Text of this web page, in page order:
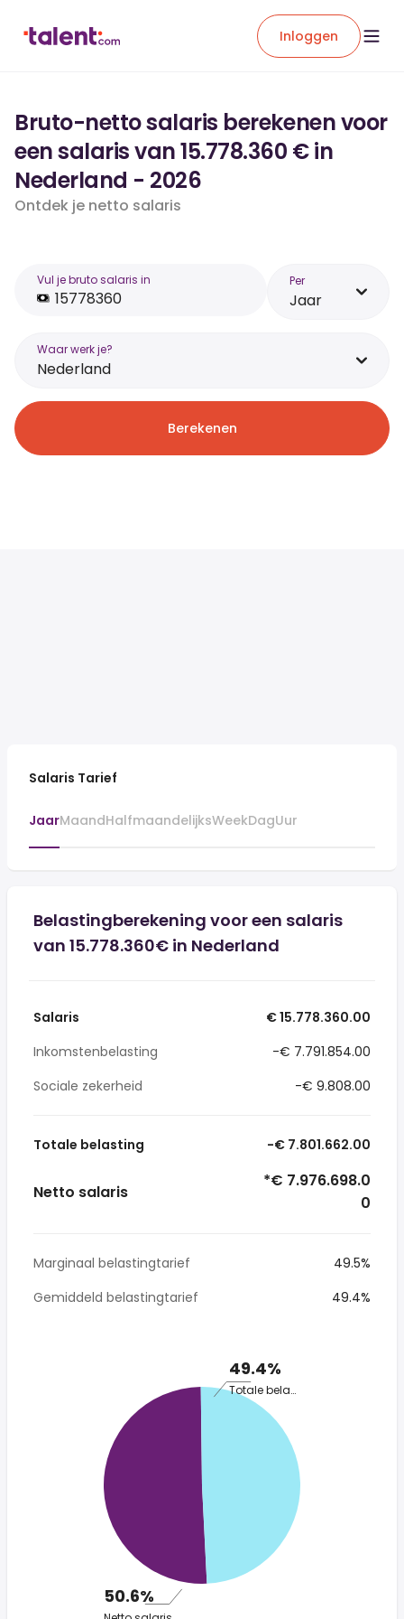
Inloggen
Bruto-netto salaris berekenen voor
een salaris van 15.778.360 € in
Nederland - 2026
Ontdek je netto salaris
Vul je bruto salaris in Per
Jaar
Waar werk je?
Nederland
Berekenen
Salaris Tarief
JaarMaandHalfmaandelijksWeekDagUur
Belastingberekening voor een salaris
van 15.778.360€ in Nederland
Salaris
€ 15.778.360.00
Inkomstenbelasting
-€ 7.791.854.00
Sociale zekerheid
-€ 9.808.00
Totale belasting -€ 7.801.662.00
Netto salaris
*€ 7.976.698.0
0
Marginaal belastingtarief
49.5%
Gemiddeld belastingtarief
49.4%
49.4%
Totale belasting
50.6%